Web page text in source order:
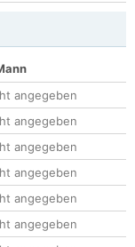
angegeben
angegeben
angegeben
angegeben
angegeben
angegeben